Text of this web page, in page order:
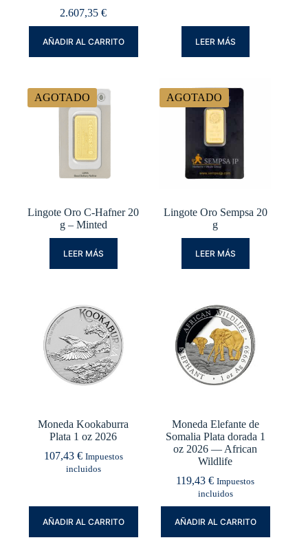
2.607,35€
AÑADIR AL CARRITO LEER MÁS
AGOTADO
Lingote Oro C-Hafner 20
g – Minted
LEER MÁS
AGOTADO
Lingote Oro Sempsa 20
g
LEER MÁS
Moneda Kookaburra
Plata 1 oz 2026
107,43 € Impuestos
incluidos
AÑADIR AL CARRITO
Moneda Elefante de
Somalia Plata dorada 1
oz 2026 — African
Wildlife
119,43€ Impuestos
incluidos
AÑADIR AL CARRITO